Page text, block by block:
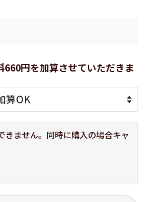
円を加算させていただきま
ません。同時に購入の場合キャ